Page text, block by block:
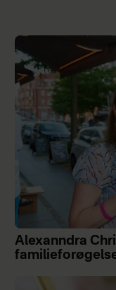
Alexanndra